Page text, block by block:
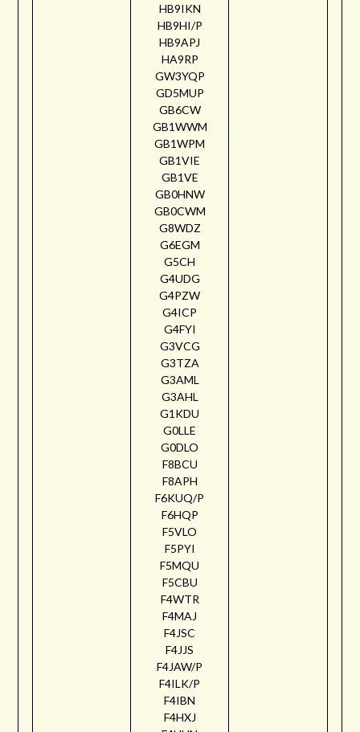
HB9IKN
HB9HI/P
HB9APJ
HA9RP
GW3YQP
GD5MUP
GB6CW
GB1WWM
GB1WPM
GB1VIE
GB1VE
GB0HNW
GB0CWM
G8WDZ
G6EGM
G5CH
G4UDG
G4PZW
G4ICP
G4FYI
G3VCG
G3TZA
G3AML
G3AHL
G1KDU
G0LLE
G0DLO
F8BCU
F8APH
F6KUQ/P
F6HQP
F5VLO
F5PYI
F5MQU
F5CBU
F4WTR
F4MAJ
F4JSC
F4JJS
F4JAW/P
F4ILK/P
F4IBN
F4HXJ